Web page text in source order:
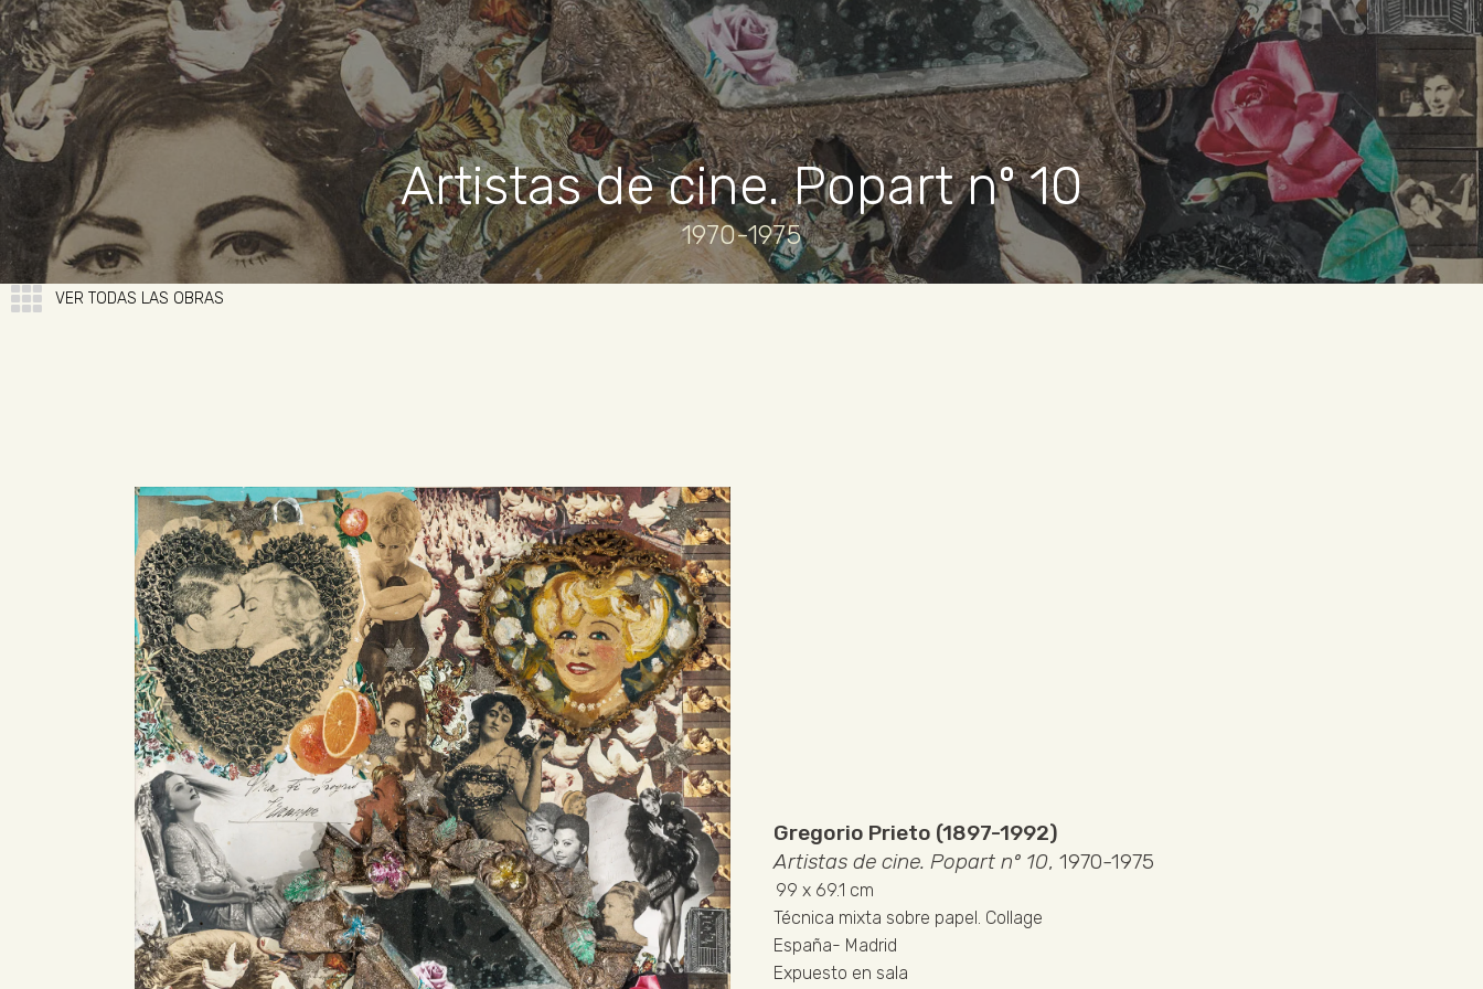
Artistas de cine. Popart nº 10
1970-1975
VER TODAS LAS OBRAS
Gregorio Prieto (1897-1992)
Artistas de cine. Popart nº 10, 1970-1975
99 x 69.1 cm
Técnica mixta sobre papel . Collage
España- Madrid
Expuesto en sala